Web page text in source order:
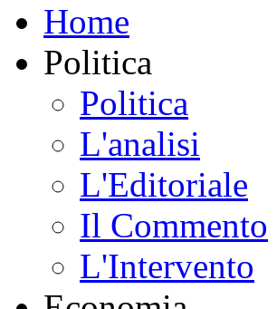
Home
Politica
Politica
L'analisi
L'Editoriale
Il Commento
L'Intervento